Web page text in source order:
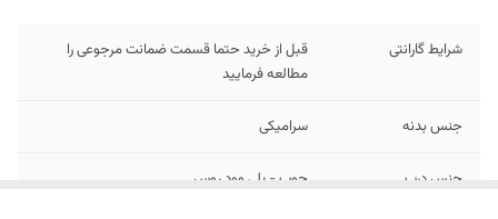
شرایط گارانتی
قبل از خرید حتما قسمت ضمانت مرجوعی را
مطالعه فرمایید
جنس بدنه سرامیکی
جنس درب چوب - پلی وود روس